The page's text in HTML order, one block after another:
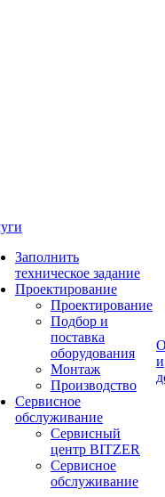
Заполнить
техническое задание
Проектирование
Проектирование
Подбор и
поставка
оборудования
Монтаж
Производство
Сервисное
обслуживание
Сервисный
центр BITZER
Сервисное
обслуживание
и